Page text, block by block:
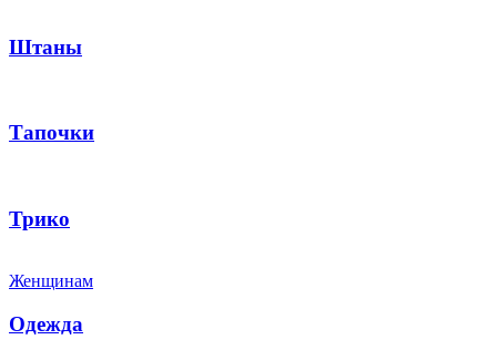
Штаны
Тапочки
Трико
Женщинам
Одежда